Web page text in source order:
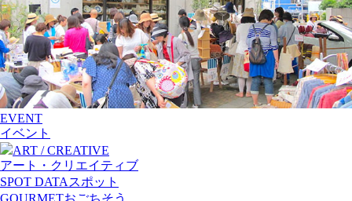
EVENT
イベント
ART / CREATIVE
アート・クリエイティブ
SPOT DATA スポット
GOURMETおごちそう